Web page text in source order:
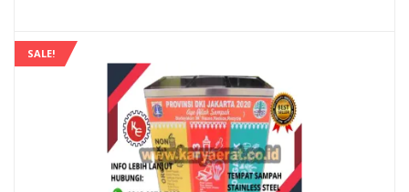
ini
adalah:
Rp
SALE!